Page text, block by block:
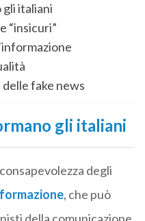
gli italiani
“insicuri”
fake news
gli italiani
degli
, che può